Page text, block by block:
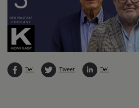
Del Tweet Del